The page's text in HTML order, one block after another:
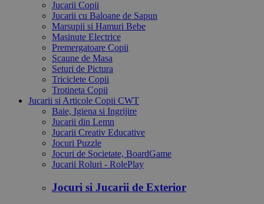
Jucarii Copii
Jucarii cu Baloane de Sapun
Marsupii si Hamuri Bebe
Masinute Electrice
Premergatoare Copii
Scaune de Masa
Seturi de Pictura
Triciclete Copii
Trotineta Copii
Jucarii si Articole Copii CWT
Baie, Igiena si Ingrijire
Jucarii din Lemn
Jucarii Creativ Educative
Jocuri Puzzle
Jocuri de Societate, BoardGame
Jucarii Roluri - RolePlay
Jocuri si Jucarii de Exterior